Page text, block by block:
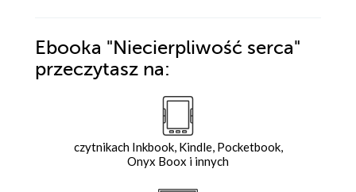
Ebooka "Niecierpliwość serca"
przeczytasz na:
czytnikach Inkbook, Kindle, Pocketbook,
Onyx Boox i innych